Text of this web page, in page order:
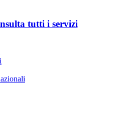
tutti i servizi